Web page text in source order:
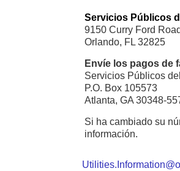
Servicios Públicos
9150 Curry Ford
Orlando, FL 32825
Envíe los pagos de
Servicios Públicos
P.O. Box 105573
Atlanta, GA 30348-
Si ha cambiado su
información.